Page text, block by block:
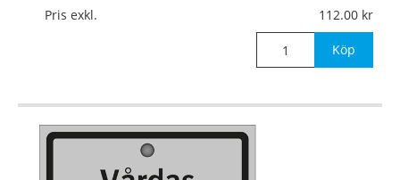
350x10x3 mm
Pris exkl. 112.00
Köp